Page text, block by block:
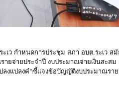
ว กำหนดการประชุม สภา อบต.ระเว
ยจ่ายประจำปี งบประมาณจ่ายเงินสะ
งแปลงคำชี้แจงข้อบัญญัติงบประมาณรา